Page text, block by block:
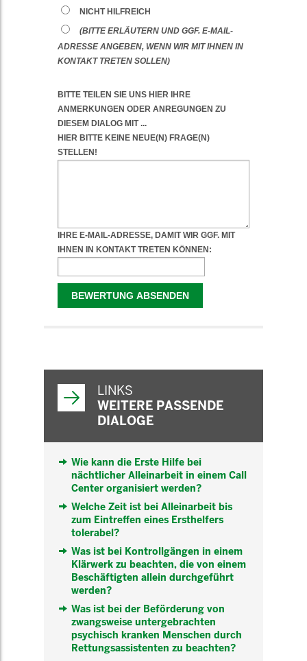
LINKS
WEITERE PASSENDE
DIALOGE
Wie kann die Erste Hilfe bei
nächtlicher Alleinarbeit in einem Call
Center organisiert werden?
Welche Zeit ist bei Alleinarbeit bis
zum Eintreffen eines Ersthelfers
tolerabel?
Was ist bei Kontrollgängen in einem
Klärwerk zu beachten, die von einem
Beschäftigten allein durchgeführt
werden?
Was ist bei der Beförderung von
zwangsweise untergebrachten
psychisch kranken Menschen durch
Rettungsassistenten zu beachten?